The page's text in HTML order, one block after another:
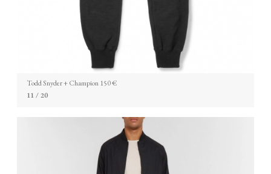
Todd Snyder + Champion 150 €
11 / 20